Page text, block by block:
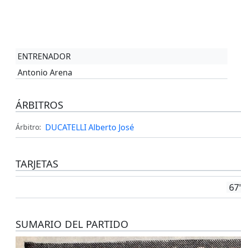
ENTRENADOR
Antonio Arena
ÁRBITROS
Árbitro: DUCATELLI Alberto José
TARJETAS
67'
SUMARIO DEL PARTIDO